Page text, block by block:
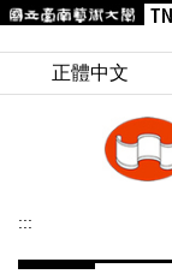
跳
要
正體中文
:::